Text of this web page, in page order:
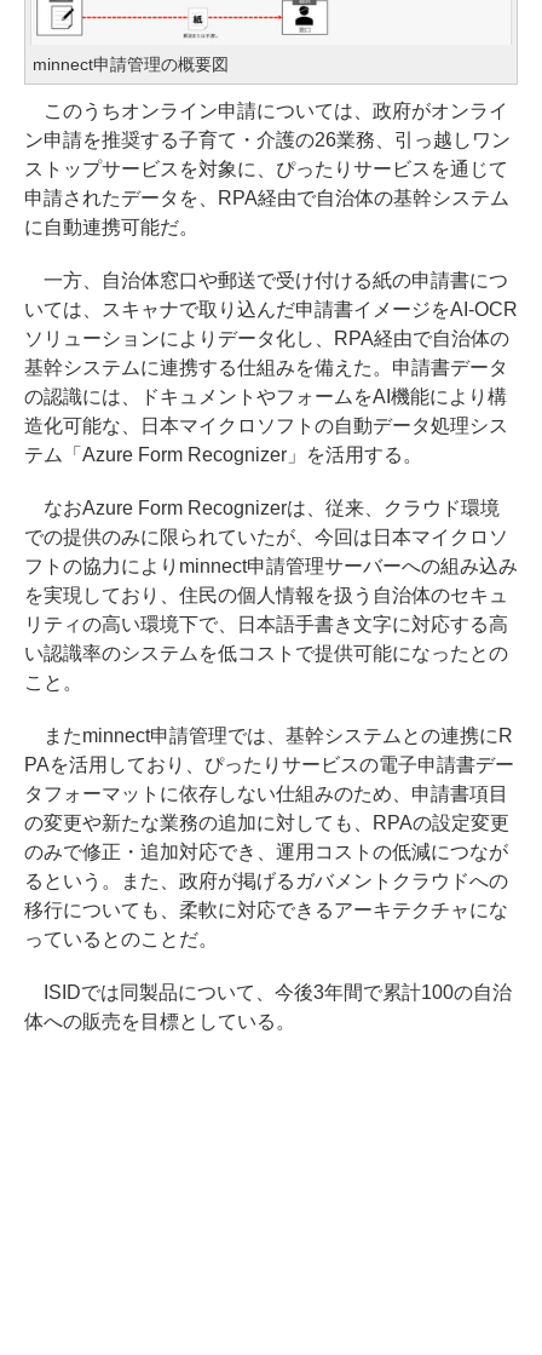
minnect申請管理の概要図
このうちオンライン申請については、政府がオンライ
ン申請を推奨する子育て・介護の26業務、引っ越しワン
ストップサービスを対象に、ぴったりサービスを通じて
申請されたデータを、RPA経由で自治体の基幹システム
に自動連携可能だ。
一方、自治体窓口や郵送で受け付ける紙の申請書につ
いては、スキャナで取り込んだ申請書イメージをAI-OCR
ソリューションによりデータ化し、RPA経由で自治体の
基幹システムに連携する仕組みを備えた。申請書データ
の認識には、ドキュメントやフォームをAI機能により構
造化可能な、日本マイクロソフトの自動データ処理シス
テム「Azure Form Recognizer」を活用する。
なおAzure Form Recognizerは、従来、クラウド環境
での提供のみに限られていたが、今回は日本マイクロソ
フトの協力によりminnect申請管理サーバーへの組み込み
を実現しており、住民の個人情報を扱う自治体のセキュ
リティの高い環境下で、日本語手書き文字に対応する高
い認識率のシステムを低コストで提供可能になったとの
こと。
またminnect申請管理では、基幹システムとの連携にR
PAを活用しており、ぴったりサービスの電子申請書デー
タフォーマットに依存しない仕組みのため、申請書項目
の変更や新たな業務の追加に対しても、RPAの設定変更
のみで修正・追加対応でき、運用コストの低減につなが
るという。また、政府が掲げるガバメントクラウドへの
移行についても、柔軟に対応できるアーキテクチャにな
っているとのことだ。
ISIDでは同製品について、今後3年間で累計100の自治
体への販売を目標としている。